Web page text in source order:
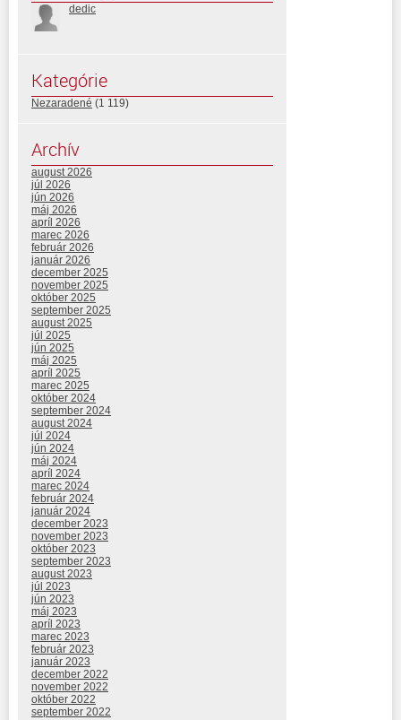
dedic
Kategórie
Nezaradené (1 119)
Archív
august 2026
júl 2026
jún 2026
máj 2026
apríl 2026
marec 2026
február 2026
január 2026
december 2025
november 2025
október 2025
september 2025
august 2025
júl 2025
jún 2025
máj 2025
apríl 2025
marec 2025
október 2024
september 2024
august 2024
júl 2024
jún 2024
máj 2024
apríl 2024
marec 2024
február 2024
január 2024
december 2023
november 2023
október 2023
september 2023
august 2023
júl 2023
jún 2023
máj 2023
apríl 2023
marec 2023
február 2023
január 2023
december 2022
november 2022
október 2022
september 2022